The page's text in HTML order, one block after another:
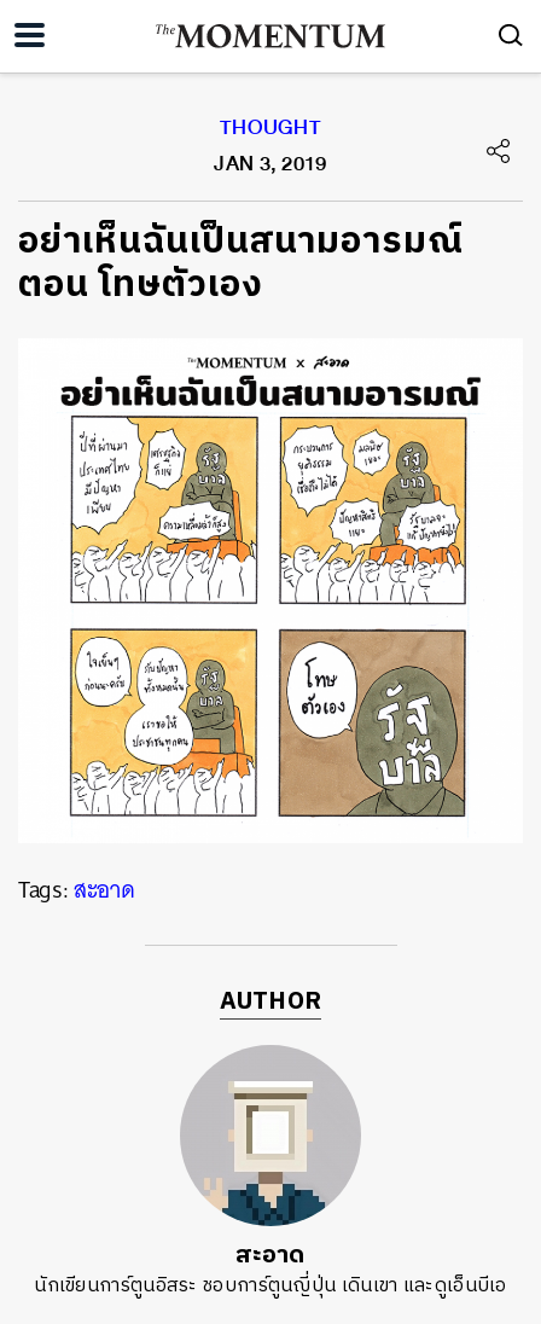
THOUGHT
JAN 3, 2019
อย่าเห็นฉันเป็นสนามอารมณ์
ตอน โทษตัวเอง
Tags:สะอาด
AUTHOR
สะอาด
นักเขียนการ์ตูนอิสระ ชอบการ์ตูนญี่ปุ่น เดินเขา และดูเอ็นบีเอ
TWEET LINE